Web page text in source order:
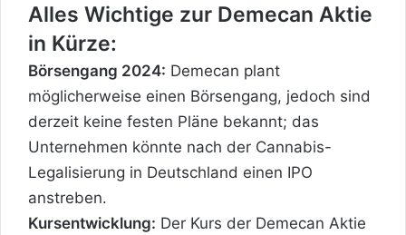
Alles Wichtige zur Demecan Aktie
in Kürze:
Börsengang 2024: Demecan plant
möglicherweise einen Börsengang, jedoch sind
derzeit keine festen Pläne bekannt; das
Unternehmen könnte nach der Cannabis-
Legalisierung in Deutschland einen IPO
anstreben.
Kursentwicklung: Der Kurs der Demecan Aktie